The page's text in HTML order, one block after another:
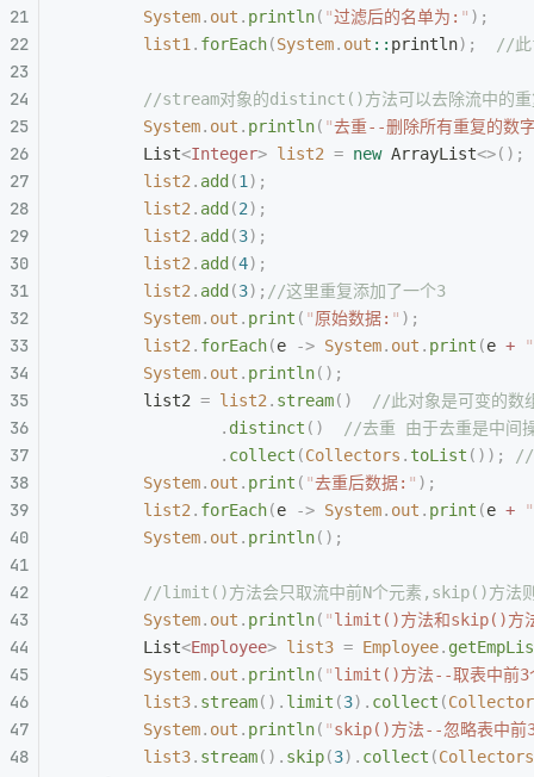
		System
. out . println( "过滤后的名单为: " );
		list1
. forEach(System. out :: println);
//此
//stream对象的distinct()方法可以去除流中的
		System
. out . println( "去重--删除所有重复的数
		List
<Integer> list2 = new ArrayList<>();
		list2
. add (1 );
		list2
. add (2);
		list2
. add (3);
		list2
. add (4);
		list2
. add (3); //这里重复添加了一个3
		System
. out . print ( "原始数据: " );
		list2
. forEach(e -> System. out . print (e + "
		System
. out . println();
		list2
= list2 . stream()
//此对象是可变的数
				.
distinct ()
//去重 由于去重是中间
				.
collect (Collectors . toList ());
//
		System
. out . print ( "去重后数据: " );
		list2
. forEach(e -> System. out . print (e + "
		System
. out . println();
//limit()方法会只取流中前N个元素,skip()方法
		System
. out . println( "limit()方法和skip()方
		List
<Employee> list3 = Employee.
		System
. out . println( "limit()方法--取表中前3
		list3
. stream(). limit (3). collect (
		System
. out . println( "skip()方法--忽略表中前
		list3
. stream(). skip(3). collect (Collectors